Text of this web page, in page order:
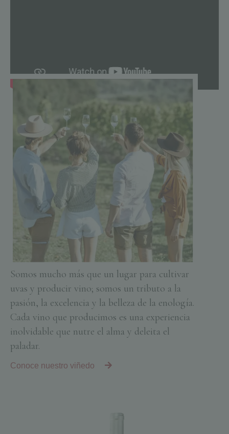
Somos mucho más que un lugar para cultivar
uvas y producir vino; somos un tributo a la
pasión, la excelencia y la belleza de la enología.
Cada vino que producimos es una experiencia
inolvidable que nutre el alma y deleita el
paladar.
Conoce nuestro viñedo